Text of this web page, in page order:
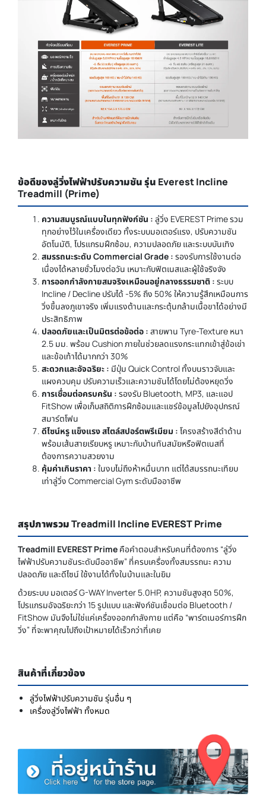
ข้อดีของลู่วิ่งไฟฟ้าปรับความชัน รุ่น Everest Incline
Treadmill (Prime)
ความสมบูรณ์แบบในทุกฟังก์ชัน : ลู่วิ่ง EVEREST Prime รวม
ทุกอย่างไว้ในเครื่องเดียว ทั้งระบบมอเตอร์แรง, ปรับความชัน
อัตโนมัติ, โปรแกรมฝึกซ้อม, ความปลอดภัย และระบบบันเทิง
สมรรถนะระดับ Commercial Grade : รองรับการใช้งานต่อ
เนื่องได้หลายชั่วโมงต่อวัน เหมาะกับฟิตเนสและผู้ใช้จริงจัง
การออกกำลังกายสมจริงเหมือนอยู่กลางธรรมชาติ : ระบบ
Incline / Decline ปรับได้ -5% ถึง 50% ให้ความรู้สึกเหมือนการ
วิ่งขึ้นลงภูเขาจริง เพิ่มแรงต้านและกระตุ้นกล้ามเนื้อขาได้อย่างมี
ประสิทธิภาพ
ปลอดภัยและเป็นมิตรต่อข้อต่อ : สายพาน Tyre-Texture หนา
2.5 มม. พร้อม Cushion ภายในช่วยลดแรงกระแทกเข้าสู่ข้อเข่า
และข้อเท้าได้มากกว่า 30%
สะดวกและอัจฉริยะ : มีปุ่ม Quick Control ทั้งบนราวจับและ
แผงควบคุม ปรับความเร็วและความชันได้โดยไม่ต้องหยุดวิ่ง
การเชื่อมต่อครบครัน : รองรับ Bluetooth, MP3, และแอป
FitShow เพื่อเก็บสถิติการฝึกซ้อมและแชร์ข้อมูลไปยังอุปกรณ์
สมาร์ตโฟน
ดีไซน์หรู แข็งแรง สไตล์สปอร์ตพรีเมียม : โครงสร้างสีดำด้าน
พร้อมเส้นสายเรียบหรู เหมาะกับบ้านทันสมัยหรือฟิตเนสที่
ต้องการความสวยงาม
คุ้มค่าเกินราคา : ในงบไม่ถึงห้าหมื่นบาท แต่ได้สมรรถนะเทียบ
เท่าลู่วิ่ง Commercial Gym ระดับมืออาชีพ
สรุปภาพรวม Treadmill Incline EVEREST Prime
Treadmill EVEREST Prime คือคำตอบสำหรับคนที่ต้องการ “ลู่วิ่ง
ไฟฟ้าปรับความชันระดับมืออาชีพ” ที่ครบเครื่องทั้งสมรรถนะ ความ
ปลอดภัย และดีไซน์ ใช้งานได้ทั้งในบ้านและในยิม
ด้วยระบบ มอเตอร์ G-WAY Inverter 5.0HP, ความชันสูงสุด 50%,
โปรแกรมอัจฉริยะกว่า 15 รูปแบบ และฟังก์ชันเชื่อมต่อ Bluetooth /
FitShow มันจึงไม่ใช่แค่เครื่องออกกำลังกาย แต่คือ “พาร์ตเนอร์การฝึก
วิ่ง” ที่จะพาคุณไปถึงเป้าหมายได้เร็วกว่าที่เคย
สินค้าที่เกี่ยวข้อง
ลู่วิ่งไฟฟ้าปรับความชัน รุ่นอื่น ๆ
เครื่องลู่วิ่งไฟฟ้า ทั้งหมด